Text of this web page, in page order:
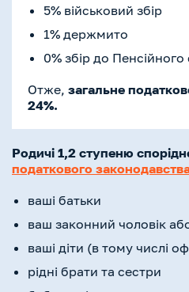
5% військовий збір
1% держмито
0% збір до
Отже, загальне
24%.
Родичі 1,2 ступеню
податкового
ваші батьки
ваш законний чоловік
ваші діти (в тому числі
рідні брати та сестри